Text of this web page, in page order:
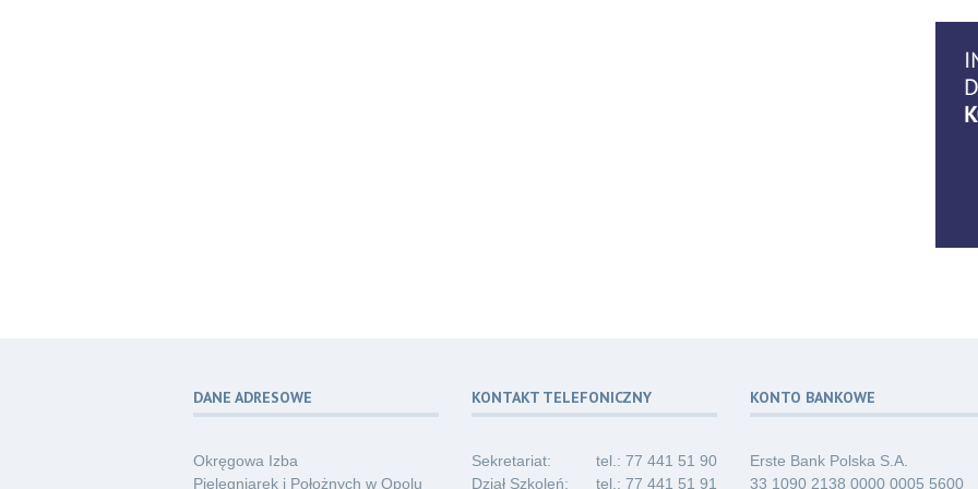
06
DANE ADRESOWE
Okręgowa Izba
Pielęgniarek i Położnych w Opolu
KONTAKT TELEFONICZNY
Sekretariat:
tel.: 77 441 51 90
Dział Szkoleń:
tel.: 77 441 51 91
KONTO BANKOWE
Erste Bank Polska S.A.
33 1090 2138 0000 0005 5600